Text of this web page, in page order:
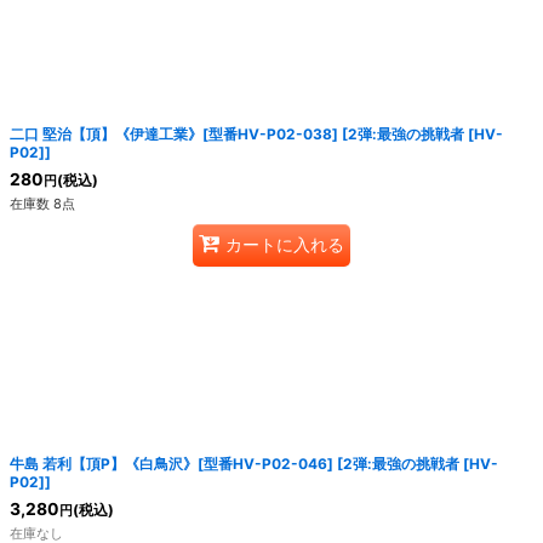
二口 堅治【頂】《伊達工業》[型番HV-P02-038] [2弾:最強の挑戦者 [HV-
P02]]
280 円(税込)
在庫数 8点
カートに入れる
牛島 若利【頂P】《白鳥沢》[型番HV-P02-046] [2弾:最強の挑戦者 [HV-
P02]]
3,280 円(税込)
在庫なし